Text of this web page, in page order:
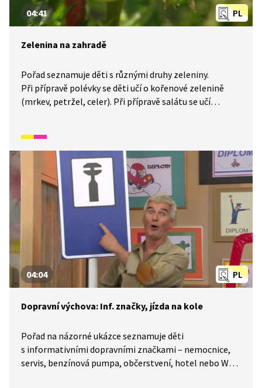
PL
04:41
Zelenina na zahradě
Pořad seznamuje děti s různými druhy zeleniny.
Při přípravě polévky se děti učí o kořenové zelenině
(mrkev, petržel, celer). Při přípravě salátu se učí
i o košťálové zelenině (brokolice, květák, kedlubna).
PL
04:04
Dopravní výchova: Inf. značky, jízda na kole
Pořad na názorné ukázce seznamuje děti
s informativními dopravními značkami – nemocnice,
servis, benzínová pumpa, občerstvení, hotel nebo WC.